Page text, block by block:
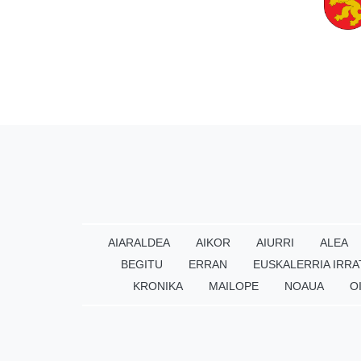
AIARALDEA AIKOR AIURRI ALEA
BEGITU
ERRAN EUSKALERRIA
KRONIKA
MAILOPE NOAUA